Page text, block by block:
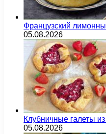
Французский
05.08.2026
Клубничные галеты
05.08.2026